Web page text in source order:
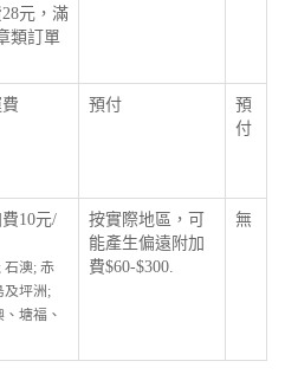
元，滿
類訂單
預付
預
付
10元/
石澳; 赤
及坪洲;
塘福、
按實際地區，可
能產生偏遠附加
費$60-$300.
無